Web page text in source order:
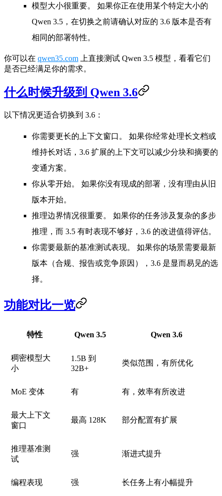
模型大小很重要。
如果你正在使用某个特定大小的
Qwen 3.5，在切换之前请确认对应的 3.6 版本是否有
相同的部署特性。
你可以在 qwen35.com 上直接测试 Qwen 3.5 模型，看看它们
是否已经满足你的需求。
什么时候升级到 Qwen 3.6
以下情况更适合切换到 3.6：
你需要更长的上下文窗口。
如果你经常处理长文档或
维持长对话，3.6 扩展的上下文可以减少分块和摘要的
变通方案。
你从零开始。
如果你没有现成的部署，没有理由从旧
版本开始。
推理边界情况很重要。
如果你的任务涉及复杂的多步
推理，而 3.5 有时表现不够好，3.6 的改进值得评估。
你需要最新的基准测试表现。
如果你的场景需要最新
版本（合规、报告或竞争原因），3.6 是显而易见的选
择。
功能对比一览
特性 Qwen 3.5 Qwen 3.6
稠密模型大
小
1.5B 到
32B+
类似范围，有所优化
MoE 变体 有 有，效率有所改进
最大上下文
窗口
最高 128K 部分配置有扩展
推理基准测
试
强 渐进式提升
编程表现 强 长任务上有小幅提升